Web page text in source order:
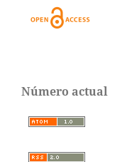
Número actual